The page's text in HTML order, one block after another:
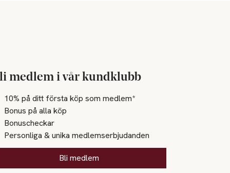
medlem i vår kundklubb
10% på ditt första köp som medlem*
Bonus på alla köp
Bonuscheckar
Personliga & unika medlemserbjudanden
Bli medlem